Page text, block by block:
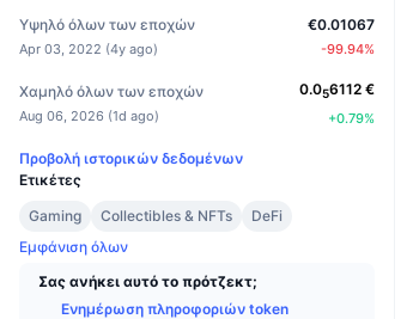
Υψηλό όλων των εποχών
Apr 03, 2022 (4y ago)
€0.01067
-99.94%
Χαμηλό όλων των εποχών
Aug 06, 2026 (1d ago)
0.056112 €
+0.79%
Προβολή ιστορικών δεδομένων
Ετικέτες
Gaming
Collectibles & NFTs
DeFi
Εμφάνιση όλων
Σας ανήκει αυτό το πρότζεκτ;
Ενημέρωση πληροφοριών token